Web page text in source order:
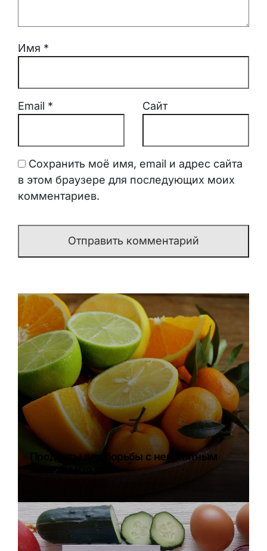
Имя *
Email * Сайт
Сохранить моё имя, email и адрес сайта
в этом браузере для последующих моих
комментариев.
Продукты для борьбы с неприятным